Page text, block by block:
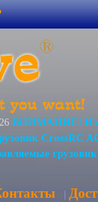
ВНИМАНИЕ!
CrossRC
|